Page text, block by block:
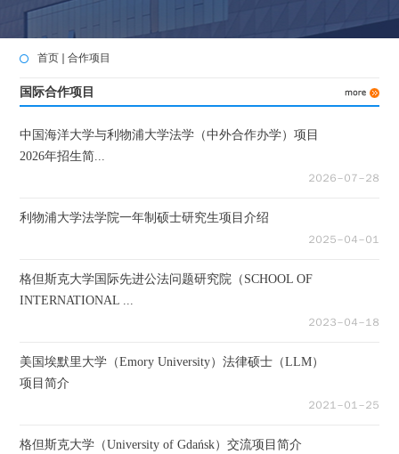
首页 合作项目
国际合作项目
中国海洋大学与利物浦大学法学（中外合作办学）项目
2026年招生简...
２０２６－０７－２８
利物浦大学法学院一年制硕士研究生项目介绍
２０２５－０４－０１
格但斯克大学国际先进公法问题研究院（SCHOOL OF
INTERNATIONAL ...
２０２３－０４－１８
美国埃默里大学（Emory University）法律硕士（LLM）
项目简介
２０２１－０１－２５
格但斯克大学（University of Gdańsk）交流项目简介